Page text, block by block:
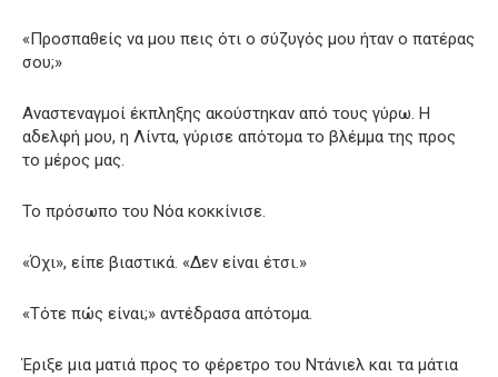
«Προσπαθείς να μου πεις ότι ο σύζυγός μου ήταν ο πατέρας
σου;»
Αναστεναγμοί έκπληξης ακούστηκαν από τους γύρω. Η
αδελφή μου, η Λίντα, γύρισε απότομα το βλέμμα της προς
το μέρος μας.
Το πρόσωπο του Νόα κοκκίνισε.
«Όχι», είπε βιαστικά. «Δεν είναι έτσι.»
«Τότε πώς είναι;» αντέδρασα απότομα.
Έριξε μια ματιά προς το φέρετρο του Ντάνιελ και τα μάτια